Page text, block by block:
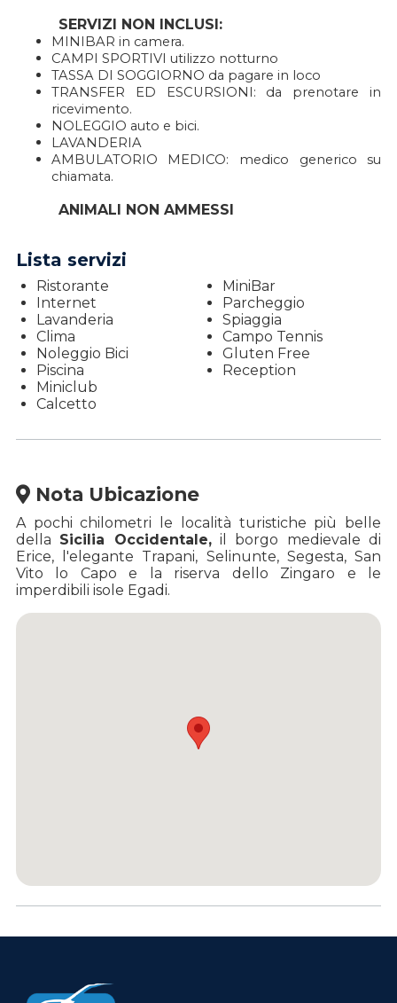
SERVIZI NON INCLUSI:
MINIBAR in camera.
CAMPI SPORTIVI utilizzo notturno
TASSA DI SOGGIORNO da pagare in loco
TRANSFER ED ESCURSIONI: da prenotare in
ricevimento.
NOLEGGIO auto e bici.
LAVANDERIA
AMBULATORIO MEDICO: medico generico su
chiamata.
ANIMALI NON AMMESSI
Lista servizi
Ristorante
Internet
Lavanderia
Clima
Noleggio Bici
Piscina
MiniBar
Parcheggio
Spiaggia
Campo Tennis
Gluten Free
Reception
Miniclub
Calcetto
Nota Ubicazione
A pochi chilometri le località turistiche più belle
della Sicilia Occidentale,il borgo medievale di
Erice, l'elegante Trapani, Selinunte, Segesta, San
Vito lo Capo e la riserva dello Zingaro e le
imperdibili isole Egadi.